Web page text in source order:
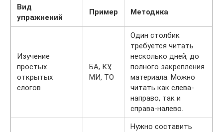
Вид
упражнений
Пример Методика
Изучение
простых
открытых
слогов
БА, КУ,
МИ, ТО
Один столбик
требуется читать
несколько дней, до
полного закрепления
материала. Можно
читать как слева-
направо, так и
справа-налево.
Нужно составить